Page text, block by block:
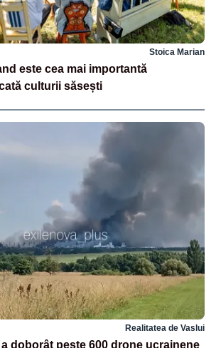
Stoica Marian
este cea mai importantă
culturii săsești
Realitatea de Vaslui
doborât peste 600 drone ucrainene